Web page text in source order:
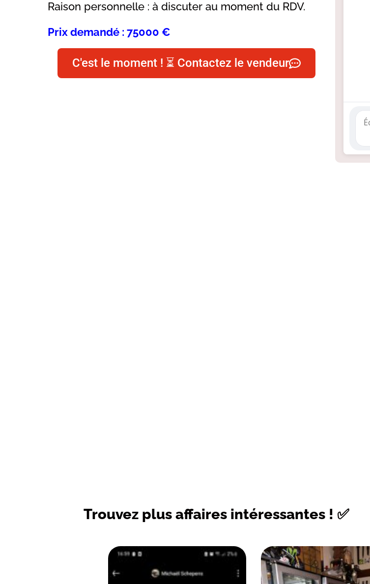
Raison personnelle : à discuter au moment du RDV.
Prix demandé : 75000 €
C'est le moment ! ⏳ Contactez le vendeur
Trouvez plus affaires intéressantes ! ✅